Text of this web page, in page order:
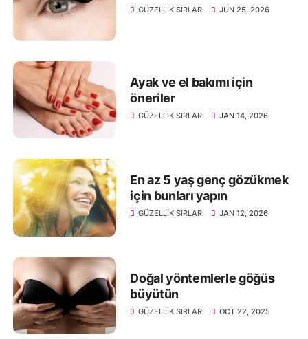
GÜZELLIK SIRLARI JUN 25, 2026
Ayak ve el bakımı için
öneriler
GÜZELLIK SIRLARI JAN 14, 2026
En az 5 yaş genç gözükmek
için bunları yapın
GÜZELLIK SIRLARI JAN 12, 2026
Doğal yöntemlerle göğüs
büyütün
GÜZELLIK SIRLARI OCT 22, 2025